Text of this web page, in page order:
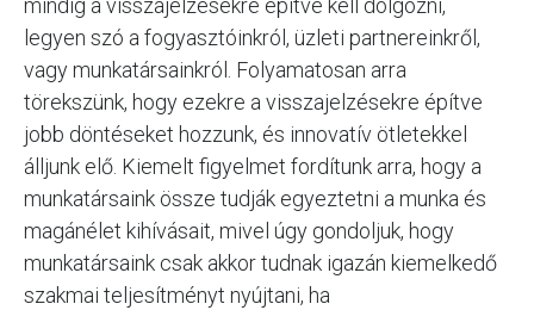
mindig a visszajelzésekre építve kell dolgozni,
legyen szó a fogyasztóinkról, üzleti partnereinkről,
vagy munkatársainkról. Folyamatosan arra
törekszünk, hogy ezekre a visszajelzésekre építve
jobb döntéseket hozzunk, és innovatív ötletekkel
álljunk elő. Kiemelt figyelmet fordítunk arra, hogy a
munkatársaink össze tudják egyeztetni a munka és
magánélet kihívásait, mivel úgy gondoljuk, hogy
munkatársaink csak akkor tudnak igazán kiemelkedő
szakmai teljesítményt nyújtani, ha